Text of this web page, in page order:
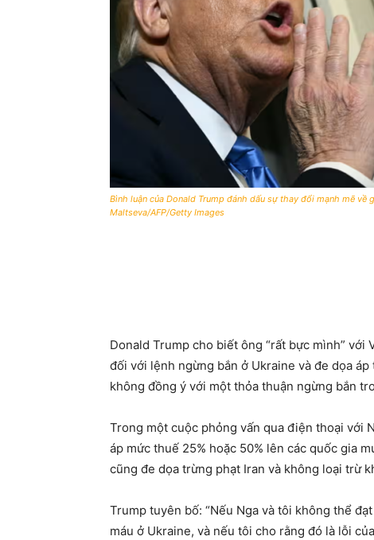
Bình luận của Donald Trump đánh dấu sự thay đổi mạnh mẽ
Maltseva/AFP/Getty Images
Donald Trump cho biết ông “rất bực mình”
đối với lệnh ngừng bắn ở Ukraine và đe dọa
không đồng ý với một thỏa thuận ngừng bắn
Trong một cuộc phỏng vấn qua điện thoại với
áp mức thuế 25% hoặc 50% lên các quốc gia
cũng đe dọa trừng phạt Iran và không loại trừ
Trump tuyên bố: “Nếu Nga và tôi không thể
máu ở Ukraine, và nếu tôi cho rằng đó là lỗi